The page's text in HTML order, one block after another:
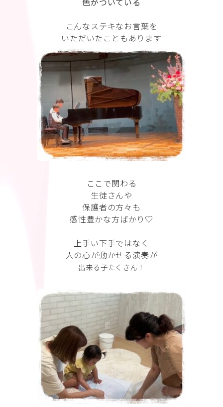
こんなステキなお言葉を
いただいたこともあります
ここで関わる
生徒さんや
保護者の方々も
感性豊かな方ばかり♡
上手い下手ではなく
人の心が動かせる演奏が
出来る子たくさん！